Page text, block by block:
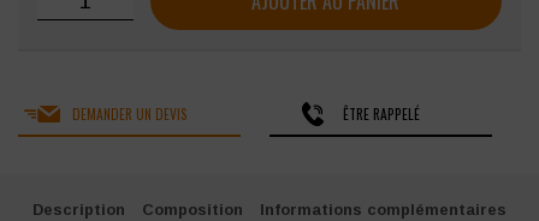
DEMANDER UN DEVIS ÊTRE RAPPELÉ
Description Composition Informations complémentaires